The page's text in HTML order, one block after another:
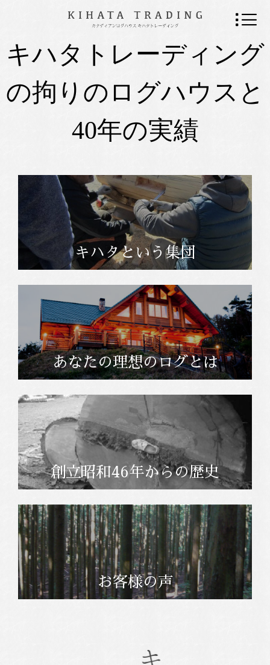
キハタトレーディング
の拘りのログハウスと
40年の実績
キハタという集団
あなたの理想のログとは
創立昭和46年からの歴史
お客様の声